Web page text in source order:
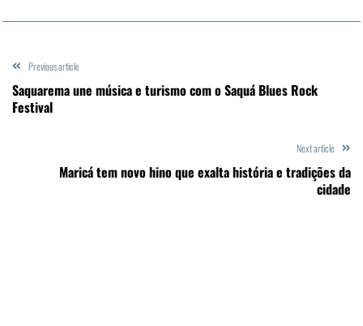
Previous article
Saquarema une música e turismo com o Saquá Blues Rock
Festival
Next article
Maricá tem novo hino que exalta história e tradições da
cidade